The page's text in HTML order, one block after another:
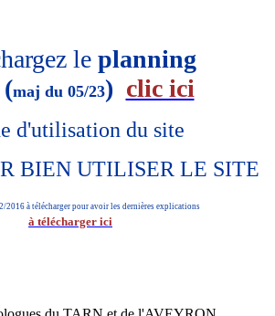
le planning
maj du 05/23) clic ici
d'utilisation du site
BIEN UTILISER LE SITE
2016 à télécharger pour avoir les dernières explications
à télécharger ici